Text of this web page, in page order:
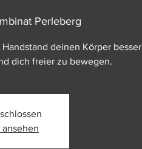
Perleberg
deinen Körper besser
dich freier zu bewegen.